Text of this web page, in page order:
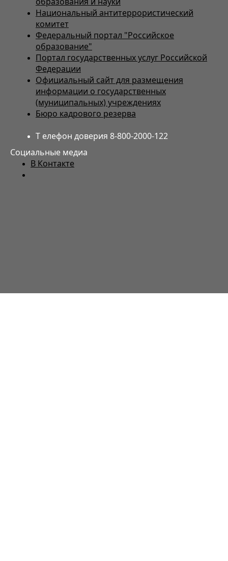
Национальный антитеррористический
комитет
Федеральный портал "Российское
образование"
Портал государственных услуг Российской
Федерации
Официальный сайт для размещения
информации о государственных
(муниципальных) учреждениях
Бюро кадрового резерва
Т елефон доверия 8-800-2000-122
Социальные медиа
В Контакте